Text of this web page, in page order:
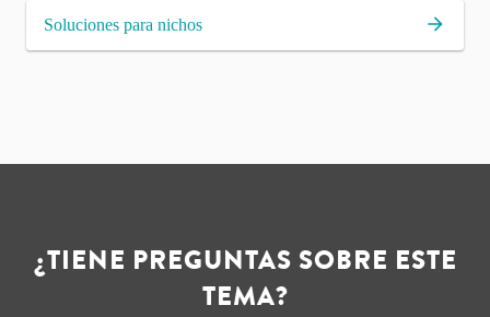
Soluciones para nichos
¿TIENE PREGUNTAS SOBRE ESTE
TEMA?